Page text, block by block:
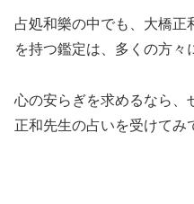
占処和樂の中でも、大橋正
を持つ鑑定は、多くの方々
心の安らぎを求めるなら、
正和先生の占いを受けてみ